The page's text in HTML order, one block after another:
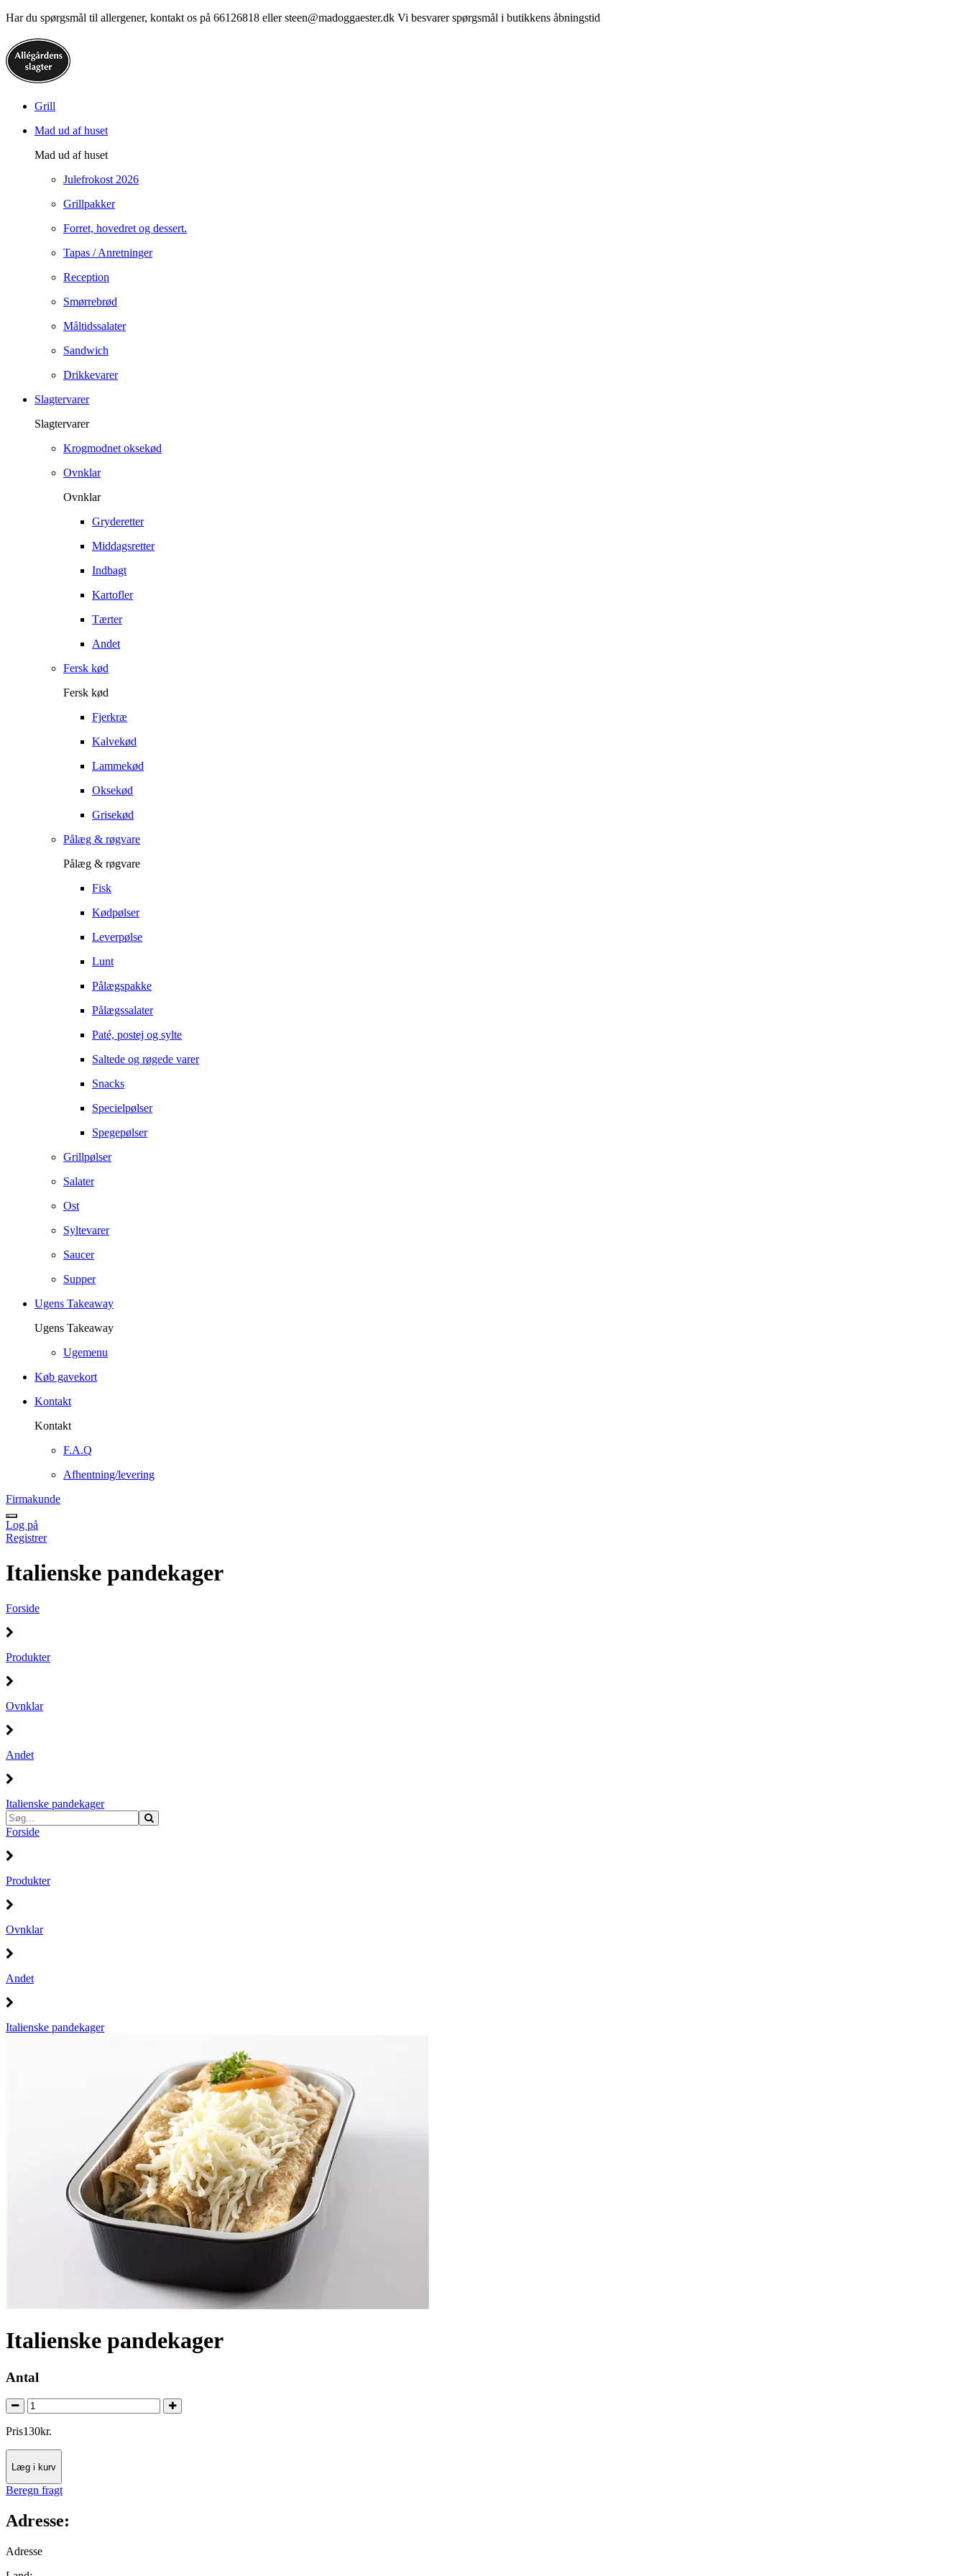
Har du spørgsmål til allergener, kontakt os på 66126818 eller steen@madoggaester.dk Vi besvarer spørgsmål i butikkens åbningstid
Grill
Mad ud af huset
Mad ud af huset
Julefrokost 2026
Grillpakker
Forret, hovedret og dessert.
Tapas / Anretninger
Reception
Smørrebrød
Måltidssalater
Sandwich
Drikkevarer
Slagtervarer
Slagtervarer
Krogmodnet oksekød
Ovnklar
Ovnklar
Gryderetter
Middagsretter
Indbagt
Kartofler
Tærter
Andet
Fersk kød
Fersk kød
Fjerkræ
Kalvekød
Lammekød
Oksekød
Grisekød
Pålæg & røgvare
Pålæg & røgvare
Fisk
Kødpølser
Leverpølse
Lunt
Pålægspakke
Pålægssalater
Paté, postej og sylte
Saltede og røgede varer
Snacks
Specielpølser
Spegepølser
Grillpølser
Salater
Ost
Syltevarer
Saucer
Supper
Ugens Takeaway
Ugens Takeaway
Ugemenu
Køb gavekort
Kontakt
Kontakt
F.A.Q
Afhentning/levering
Firmakunde
Log på
Registrer
Italienske pandekager
Forside
Produkter
Ovnklar
Andet
Italienske pandekager
Forside
Produkter
Ovnklar
Andet
Italienske pandekager
Italienske pandekager
Antal
Pris130kr.
Læg i kurv
Beregn fragt
Adresse:
Adresse